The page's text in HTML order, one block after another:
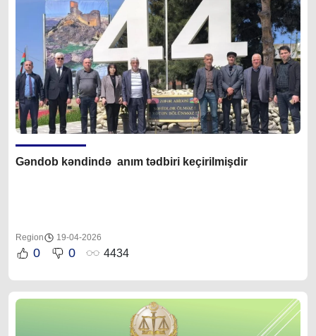
Gəndob kəndində anım tədbiri keçirilmişdir
Region 19-04-2026
0 0 4434